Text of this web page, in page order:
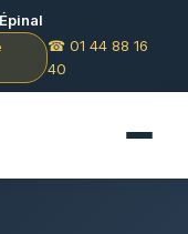
☎ 01 44 88 16
40